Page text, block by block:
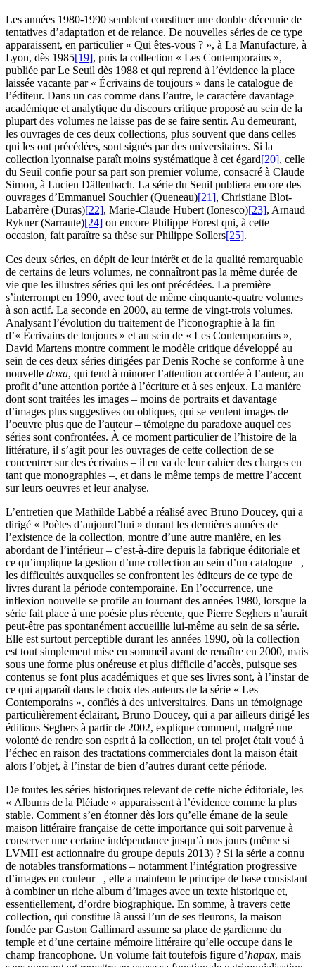
Les années 1980-1990 semblent constituer une double décennie de
tentatives d’adaptation et de relance. De nouvelles séries de ce type
apparaissent, en particulier « Qui êtes-vous ? », à La Manufacture, à
Lyon, dès 1985[19], puis la collection « Les Contemporains »,
publiée par Le Seuil dès 1988 et qui reprend à l’évidence la place
laissée vacante par « Écrivains de toujours » dans le catalogue de
l’éditeur. Dans un cas comme dans l’autre, le caractère davantage
académique et analytique du discours critique proposé au sein de la
plupart des volumes ne laisse pas de se faire sentir. Au demeurant,
les ouvrages de ces deux collections, plus souvent que dans celles
qui les ont précédées, sont signés par des universitaires. Si la
collection lyonnaise paraît moins systématique à cet égard[20], celle
du Seuil confie pour sa part son premier volume, consacré à Claude
Simon, à Lucien Dällenbach. La série du Seuil publiera encore des
ouvrages d’Emmanuel Souchier (Queneau)[21], Christiane Blot-
Labarrère (Duras)[22], Marie-Claude Hubert (Ionesco)[23], Arnaud
Rykner (Sarraute)[24] ou encore Philippe Forest qui, à cette
occasion, fait paraître sa thèse sur Philippe Sollers[25].
Ces deux séries, en dépit de leur intérêt et de la qualité remarquable
de certains de leurs volumes, ne connaîtront pas la même durée de
vie que les illustres séries qui les ont précédées. La première
s’interrompt en 1990, avec tout de même cinquante-quatre volumes
à son actif. La seconde en 2000, au terme de vingt-trois volumes.
Analysant l’évolution du traitement de l’iconographie à la fin
d’« Écrivains de toujours » et au sein de « Les Contemporains »,
David Martens montre comment le modèle critique développé au
sein de ces deux séries dirigées par Denis Roche se conforme à une
nouvelle doxa, qui tend à minorer l’attention accordée à l’auteur, au
profit d’une attention portée à l’écriture et à ses enjeux. La manière
dont sont traitées les images – moins de portraits et davantage
d’images plus suggestives ou obliques, qui se veulent images de
l’oeuvre plus que de l’auteur – témoigne du paradoxe auquel ces
séries sont confrontées. À ce moment particulier de l’histoire de la
littérature, il s’agit pour les ouvrages de cette collection de se
concentrer sur des écrivains – il en va de leur cahier des charges en
tant que monographies –, et dans le même temps de mettre l’accent
sur leurs oeuvres et leur analyse.
L’entretien que Mathilde Labbé a réalisé avec Bruno Doucey, qui a
dirigé « Poètes d’aujourd’hui » durant les dernières années de
l’existence de la collection, montre d’une autre manière, en les
abordant de l’intérieur – c’est-à-dire depuis la fabrique éditoriale et
ce qu’implique la gestion d’une collection au sein d’un catalogue –,
les difficultés auxquelles se confrontent les éditeurs de ce type de
livres durant la période contemporaine. En l’occurrence, une
inflexion nouvelle se profile au tournant des années 1980, lorsque la
série fait place à une poésie plus récente, que Pierre Seghers n’aurait
peut-être pas spontanément accueillie lui-même au sein de sa série.
Elle est surtout perceptible durant les années 1990, où la collection
est tout simplement mise en sommeil avant de renaître en 2000, mais
sous une forme plus onéreuse et plus difficile d’accès, puisque ses
contenus se font plus académiques et que ses livres sont, à l’instar de
ce qui apparaît dans le choix des auteurs de la série « Les
Contemporains », confiés à des universitaires. Dans un témoignage
particulièrement éclairant, Bruno Doucey, qui a par ailleurs dirigé les
éditions Seghers à partir de 2002, explique comment, malgré une
volonté de rendre son esprit à la collection, un tel projet était voué à
l’échec en raison des tractations commerciales dont la maison était
alors l’objet, à l’instar de bien d’autres durant cette période.
De toutes les séries historiques relevant de cette niche éditoriale, les
« Albums de la Pléiade » apparaissent à l’évidence comme la plus
stable. Comment s’en étonner dès lors qu’elle émane de la seule
maison littéraire française de cette importance qui soit parvenue à
conserver une certaine indépendance jusqu’à nos jours (même si
LVMH est actionnaire du groupe depuis 2013) ? Si la série a connu
de notables transformations – notamment l’intégration progressive
d’images en couleur –, elle a maintenu le principe de base consistant
à combiner un riche album d’images avec un texte historique et,
essentiellement, d’ordre biographique. En somme, à travers cette
collection, qui constitue là aussi l’un de ses fleurons, la maison
fondée par Gaston Gallimard assume sa place de gardienne du
temple et d’une certaine mémoire littéraire qu’elle occupe dans le
champ francophone. Un volume fait toutefois figure d’hapax, mais